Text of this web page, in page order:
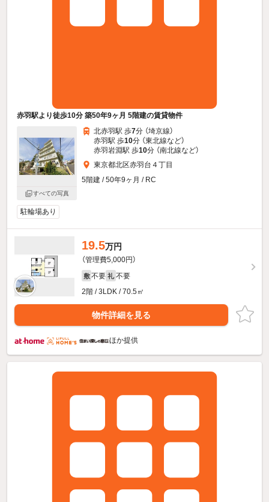
赤羽駅より徒歩10分 築50年9ヶ月 5階建の賃貸物件
すべての写真
北赤羽駅 歩7分 （埼京線）
赤羽駅 歩10分 （東北線など）
赤羽岩淵駅 歩10分 （南北線など）
東京都北区赤羽台４丁目
5階建 / 50年9ヶ月 / RC
駐輪場あり
19.5万円
（管理費5,000円）
敷 不要 礼 不要
2階 / 3LDK / 70.5㎡
物件詳細を見る
ほか提供